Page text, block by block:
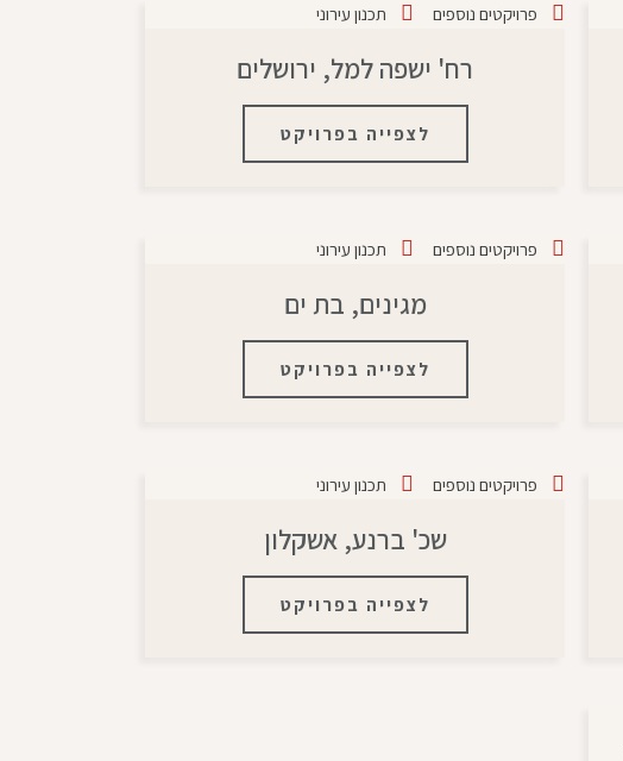
פרויקטים נוספים תכנון עירוני
רח' ישפה למל, ירושלים
לצפייה בפרויקט
פרויקטים נוספים תכנון עירוני
מגינים, בת ים
לצפייה בפרויקט
פרויקטים נוספים תכנון עירוני
שכ' ברנע, אשקלון
לצפייה בפרויקט